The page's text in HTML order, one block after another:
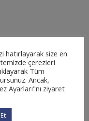
hatırlayarak size en
çerezleri
Tüm
Ancak,
Ayarları"nı ziyaret